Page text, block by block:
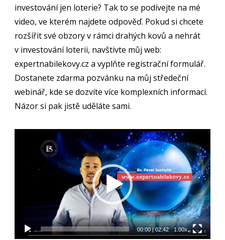
investování jen loterie? Tak to se podívejte na mé
video, ve kterém najdete odpověď. Pokud si chcete
rozšířit své obzory v rámci drahých kovů a nehrát
v investování loterii, navštivte můj web:
expertnabilekovy.cz a vyplňte registrační formulář.
Dostanete zdarma pozvánku na můj středeční
webinář, kde se dozvíte více komplexních informací.
Názor si pak jistě uděláte sami.
přehrávač
00:00|02:42 1.00x